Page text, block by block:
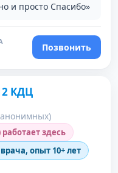
и просто Спасибо»
Позвонить
КДЦ
здесь
опыт 10+ лет